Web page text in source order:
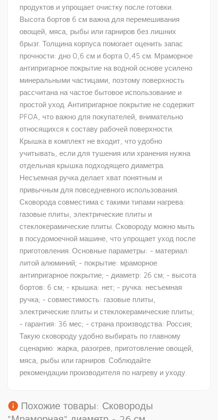
продуктов и упрощает очистку после готовки.
Высота бортов 6 см важна для перемешивания
овощей, мяса, рыбы или гарниров без лишних
брызг. Толщина корпуса помогает оценить запас
прочности: дно 0,6 см и борта 0,45 см. Мраморное
антипригарное покрытие на водной основе усилено
минеральными частицами, поэтому поверхность
рассчитана на частое бытовое использование и
простой уход. Антипригарное покрытие не содержит
PFOA, что важно для покупателей, внимательно
относящихся к составу рабочей поверхности.
Крышка в комплект не входит, что удобно
учитывать, если для тушения или хранения нужна
отдельная крышка подходящего диаметра.
Несъемная ручка делает хват понятным и
привычным для повседневного использования.
Сковорода совместима с такими типами нагрева:
газовые плиты, электрические плиты и
стеклокерамические плиты. Сковороду можно мыть
в посудомоечной машине, что упрощает уход после
приготовления. Основные параметры: - материал:
литой алюминий; - покрытие: мраморное
антипригарное покрытие; - диаметр: 26 см; - высота
бортов: 6 см; - крышка: нет; - ручка: несъемная
ручка; - совместимость: газовые плиты,
электрические плиты и стеклокерамические плиты;
- гарантия: 36 мес; - страна производства: Россия;
Такую сковороду удобно выбирать по главному
сценарию: жарка, разогрев, приготовление овощей,
мяса, рыбы или гарниров. Соблюдайте
рекомендации производителя по нагреву и уходу.
info Похожие товары: Сковороды